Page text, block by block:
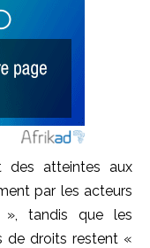
des atteintes aux
par les acteurs
», tandis que les
de droits restent «